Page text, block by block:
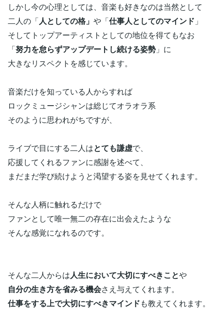
しかし今の心理としては、音楽も好きなのは当然として
二人の「人としての格」 や「仕事人としてのマインド 」
そしてトップアーティストとしての地位を得てもなお
「努力を怠らずアップデートし続ける姿勢 」に
大きなリスペクトを感じています。
音楽だけを知っている人からすれば
ロックミュージシャンは総じてオラオラ系
そのように思われがちですが、
ライブで目にする二人はとても謙虚で、
応援してくれるファンに感謝を述べて、
まだまだ学び続けようと渇望する姿を見せてくれます。
そんな人柄に触れるだけで
ファンとして唯一無二の存在に出会えたような
そんな感覚になれるのです。
そんな二人からは人生において大切にすべきことや
自分の生き方を省みる機会さえ与えてくれます。
仕事をする上で大切にすべきマインドも教えてくれます。